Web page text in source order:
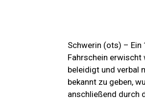
Schwerin (ots) – Ein
Fahrschein erwischt
beleidigt und verbal
bekannt zu geben,
anschließend durch